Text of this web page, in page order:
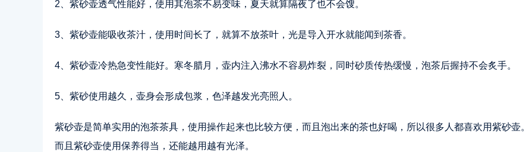
2、紫砂壶透气性能好，使用其泡茶不易变味，夏天就算隔夜了也不会馊。
3、紫砂壶能吸收茶汁，使用时间长了，就算不放茶叶，光是导入开水就能闻到茶香。
4、紫砂壶冷热急变性能好。寒冬腊月，壶内注入沸水不容易炸裂，同时砂质传热缓慢，泡茶后握持不会炙手。
5、紫砂使用越久，壶身会形成包浆，色泽越发光亮照人。
紫砂壶是简单实用的泡茶茶具，使用操作起来也比较方便，而且泡出来的茶也好喝，所以很多人都喜欢用紫砂壶。
而且紫砂壶使用保养得当，还能越用越有光泽。